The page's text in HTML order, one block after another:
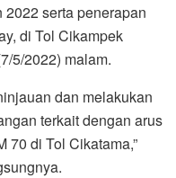
serta penerapan
di Tol Cikampek
5/2022) malam.
dan melakukan
terkait dengan arus
70 di Tol Cikatama,”